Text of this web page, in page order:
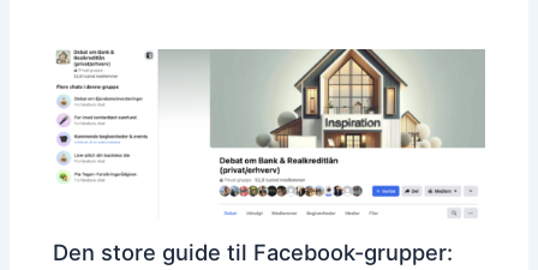
Den store guide til Facebook-grupper: